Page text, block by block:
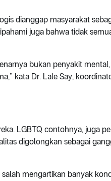
dianggap masyarakat
juga bahwa tidak
bukan penyakit
kata Dr. Lale Say,
LGBTQ contohnya, juga
digolongkan sebagai
mengartikan banyak